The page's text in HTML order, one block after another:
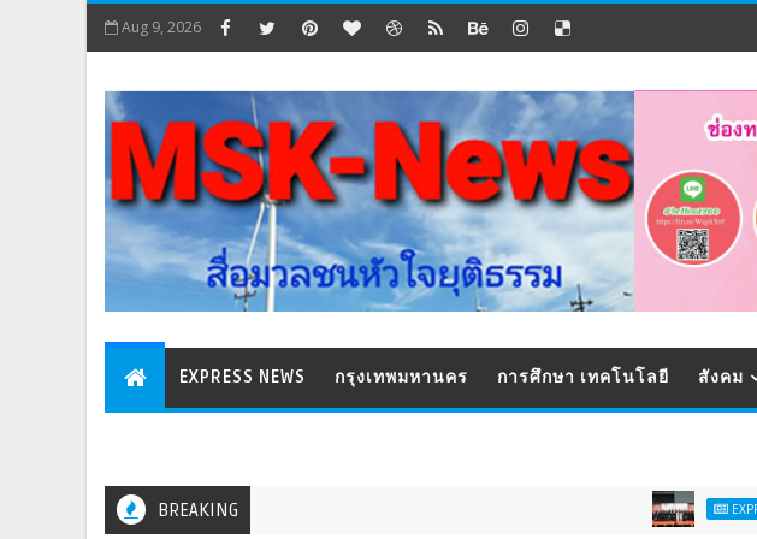
Aug 9, 2026
EXPRESS NEWS กรุงเทพมหานคร การศึกษา เทคโนโลยี สังคม
BREAKING EXPRESS NEWS